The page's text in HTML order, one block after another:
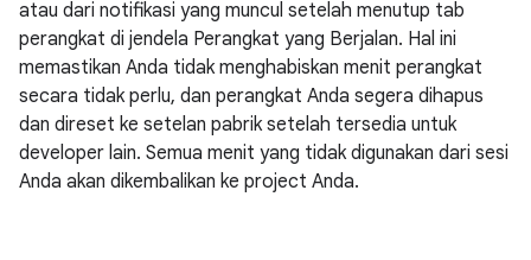
atau dari notifikasi yang muncul setelah menutup tab
perangkat di jendela Perangkat yang Berjalan. Hal ini
memastikan Anda tidak menghabiskan menit perangkat
secara tidak perlu, dan perangkat Anda segera dihapus
dan direset ke setelan pabrik setelah tersedia untuk
developer lain. Semua menit yang tidak digunakan dari sesi
Anda akan dikembalikan ke project Anda.